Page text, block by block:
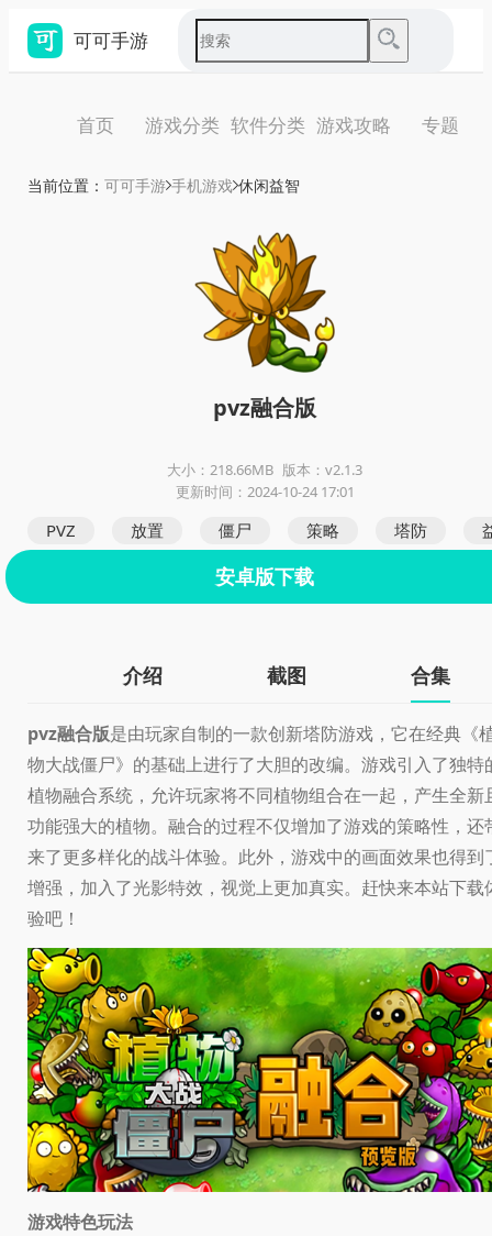
可可手游
首页 游戏分类 软件分类 游戏攻略 专题
当前位置： 可可手游 手机游戏 休闲益智
pvz融合版
大小：218.66MB 版本：v2.1.3
更新时间：2024-10-24 17:01
PVZ 放置 僵尸 策略 塔防
安卓版下载
介绍 截图 合集
pvz融合版是由玩家自制的一款创新塔防游戏，它在经典《
物大战僵尸》的基础上进行了大胆的改编。游戏引入了独特
植物融合系统，允许玩家将不同植物组合在一起，产生全新
功能强大的植物。融合的过程不仅增加了游戏的策略性，还
来了更多样化的战斗体验。此外，游戏中的画面效果也得到
增强，加入了光影特效，视觉上更加真实。赶快来本站下载
验吧！
游戏特色玩法